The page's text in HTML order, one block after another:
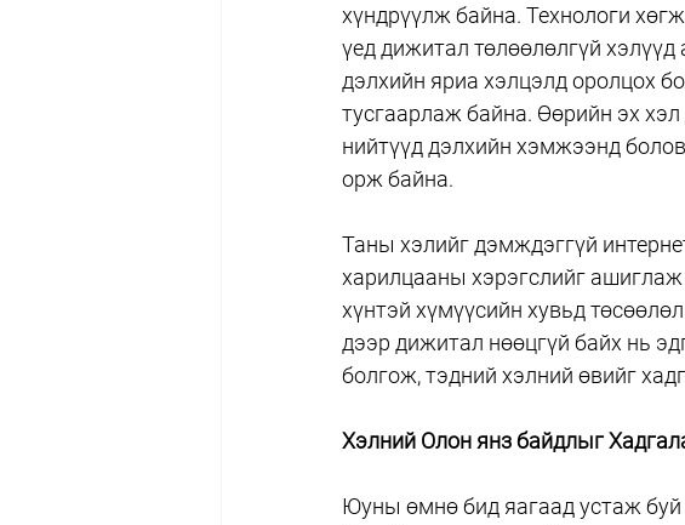
хүндрүүлж байна. Технологи
үед дижитал төлөөлөлгүй
дэлхийн яриа хэлцэлд оролцох
тусгаарлаж байна. Өөрийн эх
нийтүүд дэлхийн хэмжээнд
орж байна.
Таны хэлийг дэмждэггүй
харилцааны хэрэгслийг
хүнтэй хүмүүсийн хувьд
дээр дижитал нөөцгүй байх нь
болгож, тэдний хэлний өвийг
Хэлний Олон янз байдлыг
Юуны өмнө бид яагаад устаж буй